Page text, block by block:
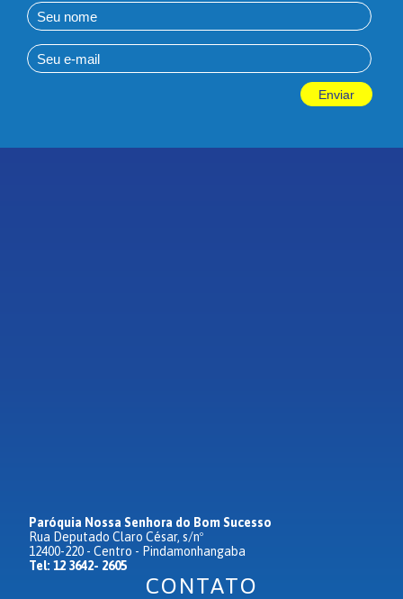
Paróquia Nossa Senhora do Bom Sucesso
Rua Deputado Claro César, s/nº
12400-220 - Centro - Pindamonhangaba
Tel: 12 3642- 2605
CONTATO